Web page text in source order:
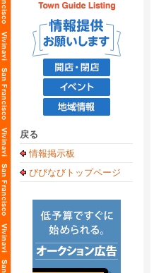
戻る
情報掲示板
びびなびトップページ